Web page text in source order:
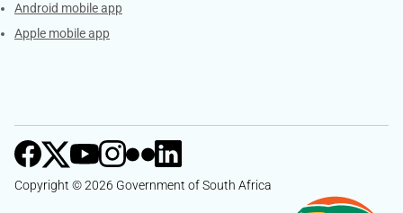
Android mobile app
Apple mobile app
Copyright © 2026 Government of South Africa